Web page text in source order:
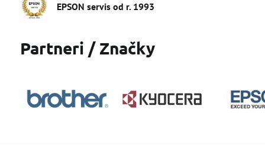
EPSON servis od r​. 1993
Partneri / Značky